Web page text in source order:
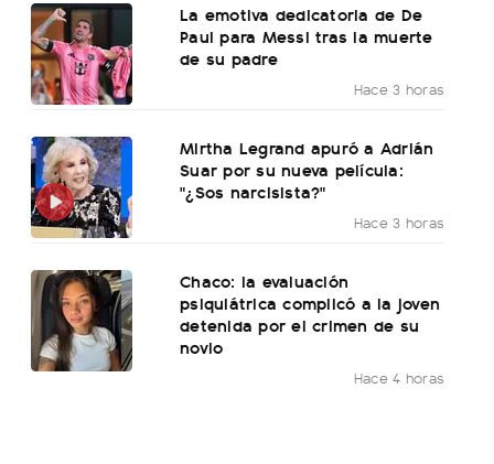
La emotiva dedicatoria de De
Paul para Messi tras la muerte
de su padre
Hace 3 horas
Mirtha Legrand apuró a Adrián
Suar por su nueva película:
"¿Sos narcisista?"
Hace 3 horas
Chaco: la evaluación
psiquiátrica complicó a la joven
detenida por el crimen de su
novio
Hace 4 horas